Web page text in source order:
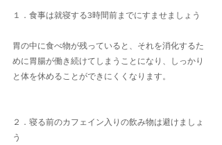
１．食事は就寝する3時間前までにすませましょう
胃の中に食べ物が残っていると、それを消化するた
めに胃腸が働き続けてしまうことになり、しっかり
と体を休めることができにくくなります。
２．寝る前のカフェイン入りの飲み物は避けましょ
う